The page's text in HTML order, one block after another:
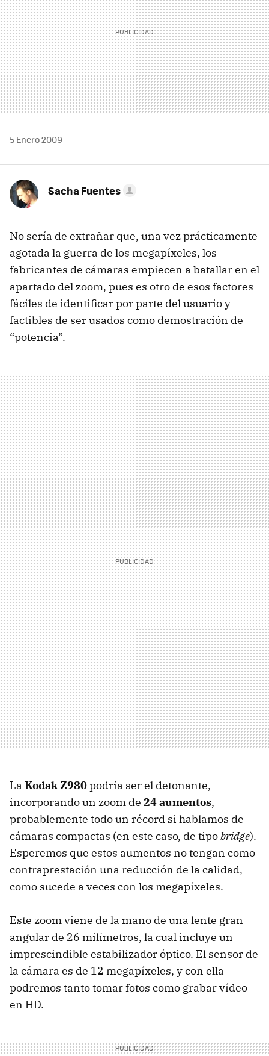
5 Enero 2009
Sacha Fuentes
No sería de extrañar que, una vez prácticamente
agotada la guerra de los megapíxeles, los
fabricantes de cámaras empiecen a batallar en el
apartado del zoom, pues es otro de esos factores
fáciles de identificar por parte del usuario y
factibles de ser usados como demostración de
“potencia”.
La Kodak Z980podría ser el detonante,
incorporando un zoom de 24 aumentos,
probablemente todo un récord si hablamos de
cámaras compactas (en este caso, de tipobridge).
Esperemos que estos aumentos no tengan como
contraprestación una reducción de la calidad,
como sucede a veces con los megapíxeles.
Este zoom viene de la mano de una lente gran
angular de 26 milímetros, la cual incluye un
imprescindible estabilizador óptico. El sensor de
la cámara es de 12 megapíxeles, y con ella
podremos tanto tomar fotos como grabar vídeo
en HD.